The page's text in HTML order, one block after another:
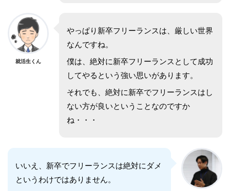
就活生くん
やっぱり新卒フリーランスは、厳しい世界
なんですね。
僕は、絶対に新卒フリーランスとして成功
してやるという強い思いがあります。
それでも、絶対に新卒でフリーランスはし
ない方が良いということなのですか
ね・・・
いいえ、新卒でフリーランスは絶対にダメ
というわけではありません。